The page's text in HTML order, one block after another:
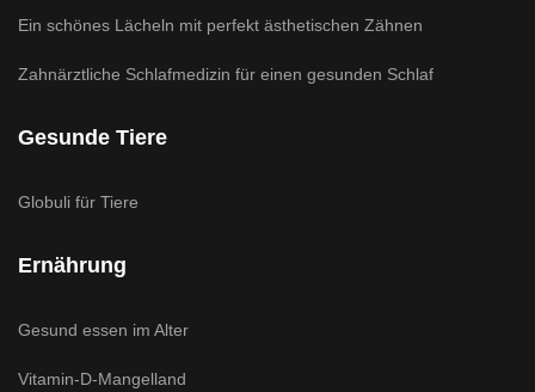
Ein schönes Lächeln mit perfekt ästhetischen Zähnen
Zahnärztliche Schlafmedizin für einen gesunden Schlaf
Gesunde Tiere
Globuli für Tiere
Ernährung
Gesund essen im Alter
Vitamin-D-Mangelland